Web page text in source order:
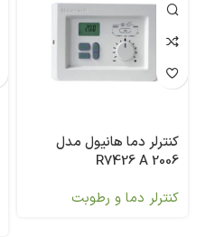
کنترلر دما هانیول مدل
R7426 A 2006
کنترلر دما و رطوبت